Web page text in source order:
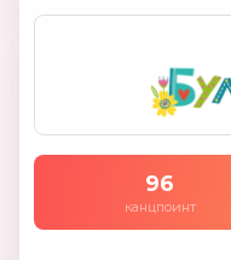
96
канцпоинт